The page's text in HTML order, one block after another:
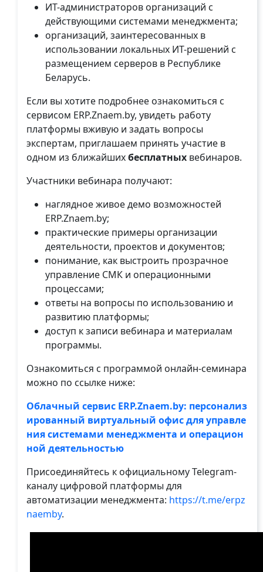
ИТ-администраторов организаций с
действующими системами менеджмента;
организаций, заинтересованных в
использовании локальных ИТ-решений с
размещением серверов в Республике
Беларусь.
Если вы хотите подробнее ознакомиться с
сервисом ERP.Znaem.by, увидеть работу
платформы вживую и задать вопросы
экспертам, приглашаем принять участие в
одном из ближайшихбесплатных вебинаров.
Участники вебинара получают:
наглядное живое демо возможностей
ERP.Znaem.by;
практические примеры организации
деятельности, проектов и документов;
понимание, как выстроить прозрачное
управление СМК и операционными
процессами;
ответы на вопросы по использованию и
развитию платформы;
доступ к записи вебинара и материалам
программы.
Ознакомиться с программой онлайн-семинара
можно по ссылке ниже:
Облачный сервис ERP.Znaem.by: персонализ
ированный виртуальный офис для управле
ния системами менеджмента и операцион
ной деятельностью
Присоединяйтесь к официальному Telegram-
каналу цифровой платформы для
автоматизации менеджмента: https://t.me/erpz
naemby.